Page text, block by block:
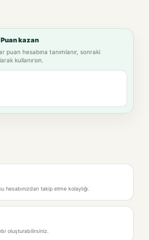
kazan
puan hesabına tanımlanır, sonraki
kullanırsın.
takip etme kolaylığı.
oluşturabilirsiniz.